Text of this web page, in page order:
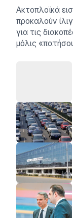
Ακτοπλοϊκά
προκαλούν
για τις
μόλις